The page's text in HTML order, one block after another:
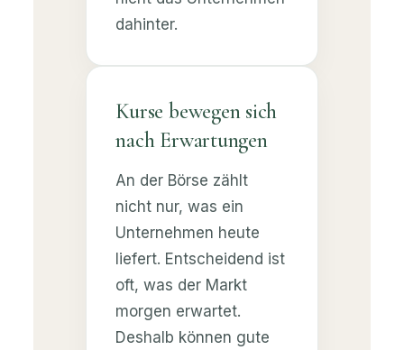
dahinter.
Kurse bewegen sich
nach Erwartungen
An der Börse zählt
nicht nur, was ein
Unternehmen heute
liefert. Entscheidend ist
oft, was der Markt
morgen erwartet.
Deshalb können gute